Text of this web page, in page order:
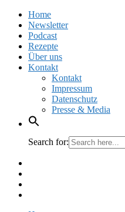
Home
Newsletter
Podcast
Rezepte
Über uns
Kontakt
Kontakt
Impressum
Datenschutz
Presse & Media
Search for: